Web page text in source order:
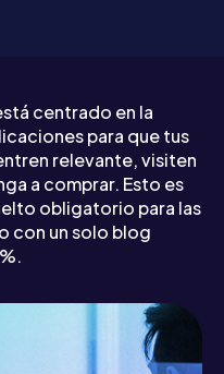
centrado en la
para que tus
relevante, visiten
a comprar. Esto es
obligatorio para las
con un solo blog